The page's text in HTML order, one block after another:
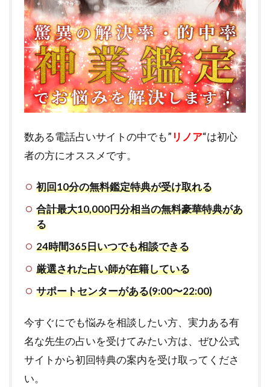
数ある電話占いサイトの中でも” リノア“は初心
者の方にオススメです。
初回10分の無料鑑定特典が受け取れる
合計最大10,000円分相当の無料豪華特典があ
る
24時間365日いつでも相談できる
厳選された占い師が在籍している
サポートセンターがある(9:00〜22:00)
今すぐにでも悩みを相談したい方、実力ある有
名な先生の占いを受けてみたい方は、ぜひ公式
サイトから初回特典の案内を受け取ってくださ
い。